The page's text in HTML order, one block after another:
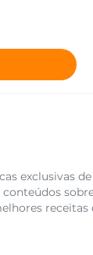
exclusivas
receitas